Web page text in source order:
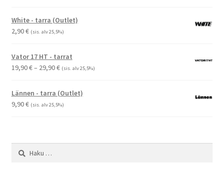
-
White - tarra (Outlet)
2,90€ (sis. alv 25,5%)
Vator 17 HT - tarrat
19,90€– 29,90€Hintaluokka:
-
(sis. alv 25,5%)
Lännen - tarra (Outlet)
9,90€ (sis. alv 25,5%)
Haku: